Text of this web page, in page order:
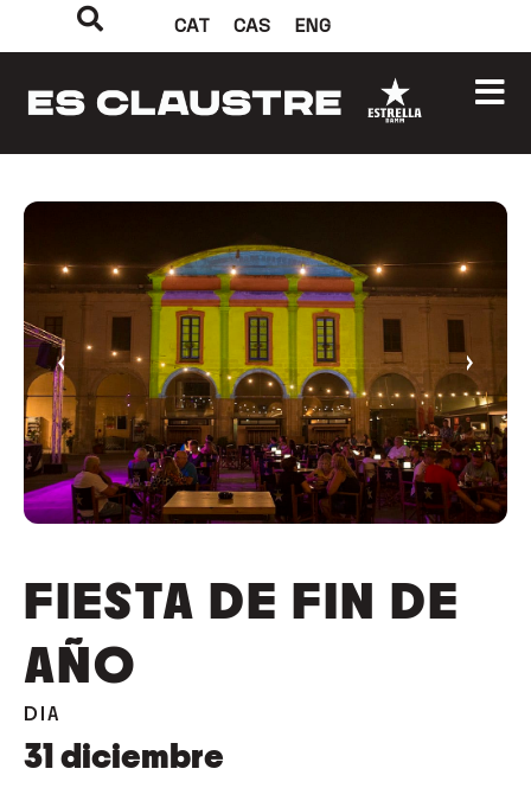
CAT CAS ENG
‹ ›
FIESTA DE FIN DE
AÑO
DIA
31 diciembre